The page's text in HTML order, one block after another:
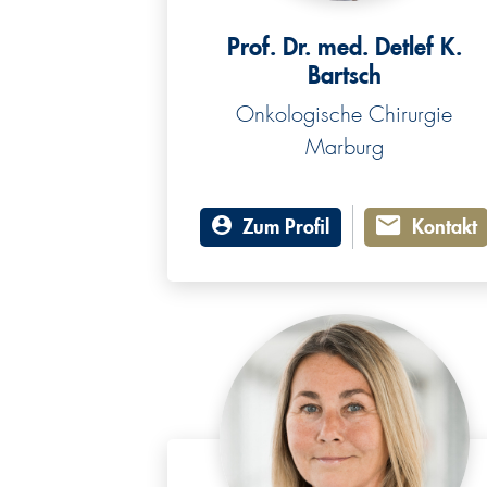
Prof. Dr. med. Detlef K.
Bartsch
Onkologische Chirurgie
Marburg
Zum Profil Kontakt